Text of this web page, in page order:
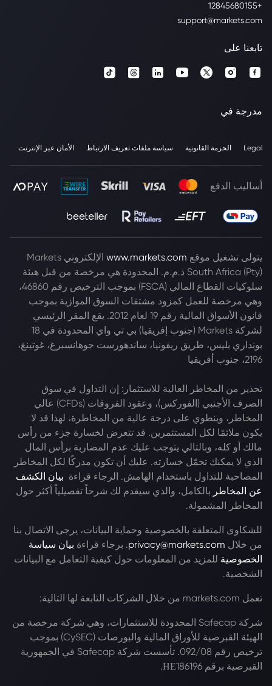
+12845680155
support@markets.com
تابعنا على
مدرجة في
Legal الحزمة القانونية سياسة ملفات تعريف الارتباط الأمان عبر الإنترنت
أساليب الدفع
يتولى تشغيل موقع www.markets.com
الإلكتروني Markets
South Africa (Pty) ذ.م.م. المحدودة هي مرخصة من قبل هيئة
سلوكيات القطاع المالي (FSCA) بموجب الترخيص رقم 46860،
وهي مرخصة للعمل كمزود مشتقات السوق الموازية بموجب
قانون الأسواق المالية رقم 19 لعام 2012. يقع المقر الرئيسي
لشركة Markets (جنوب إفريقيا) بي تي واي المحدودة في 18
بونداري بليس، طريق ريفونيا، ساندهورست جوهانسبرغ، غوتينغ،
2196، جنوب أفريقيا
تحذير من المخاطر العالية للاستثمار: إن التداول في سوق
الصرف الأجنبي (الفوركس)، وعقود الفروقات (CFDs) عالي
المخاطر، وينطوي على درجة عالية من المخاطرة، لهذا قد لا
يكون ملائمًا لكل المستثمرين. قد تتعرض لخسارة جزء من رأس
مالك أو كله، وبالتالي يتوجب عليك عدم المضاربة برأس المال
الذي لا يمكنك تحمّل خسارته. عليك أن تكون مدركًا لكل المخاطر
المصاحبة للتداول باستخدام الهامش. الرجاء قراءة بيان الكشف
عن المخاطر بالكامل، والذي سيقدم لك شرحاً تفصيلياً أكثر حول
المخاطر المشمولة.
للشكاوى المتعلقة بالخصوصية وحماية البيانات، يرجى الاتصال بنا
من خلال privacy@markets.com. برجاء قراءة بيان سياسة
الخصوصية للمزيد من المعلومات حول كيفية التعامل مع البيانات
الشخصية.
تعمل markets.com من خلال الشركات التابعة لها التالية:
شركة Safecap المحدودة للاستثمارات، وهي شركة مرخصة من
الهيئة القبرصية للأوراق المالية والبورصات (CySEC) بموجب
ترخيص رقم 092/08. تأسست شركة Safecap في الجمهورية
القبرصية برقم ΗΕ186196.